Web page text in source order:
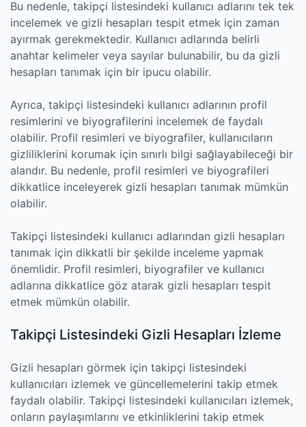
Bu nedenle, takipçi listesindeki kullanıcı adlarını tek tek
incelemek ve gizli hesapları tespit etmek için zaman
ayırmak gerekmektedir. Kullanıcı adlarında belirli
anahtar kelimeler veya sayılar bulunabilir, bu da gizli
hesapları tanımak için bir ipucu olabilir.
Ayrıca, takipçi listesindeki kullanıcı adlarının profil
resimlerini ve biyografilerini incelemek de faydalı
olabilir. Profil resimleri ve biyografiler, kullanıcıların
gizliliklerini korumak için sınırlı bilgi sağlayabileceği bir
alandır. Bu nedenle, profil resimleri ve biyografileri
dikkatlice inceleyerek gizli hesapları tanımak mümkün
olabilir.
Takipçi listesindeki kullanıcı adlarından gizli hesapları
tanımak için dikkatli bir şekilde inceleme yapmak
önemlidir. Profil resimleri, biyografiler ve kullanıcı
adlarına dikkatlice göz atarak gizli hesapları tespit
etmek mümkün olabilir.
Takipçi Listesindeki Gizli Hesapları İzleme
Gizli hesapları görmek için takipçi listesindeki
kullanıcıları izlemek ve güncellemelerini takip etmek
faydalı olabilir. Takipçi listesindeki kullanıcıları izlemek,
onların paylaşımlarını ve etkinliklerini takip etmek